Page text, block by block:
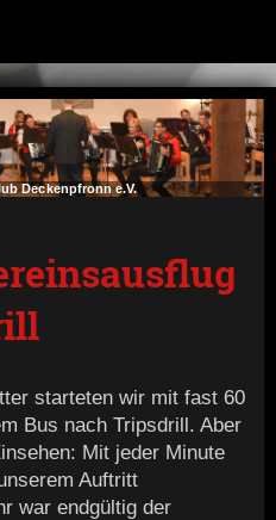
Deckenpfronn e.V.
starteten wir mit fast 60
Bus nach Tripsdrill. Aber
Mit jeder Minute
Auftritt
war endgültig der